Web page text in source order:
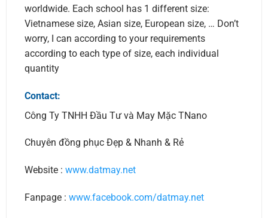
worldwide. Each school has 1 different size:
Vietnamese size, Asian size, European size, … Don’t
worry, I can according to your requirements
according to each type of size, each individual
quantity
Contact:
Công Ty TNHH Đầu Tư và May Mặc TNano
Chuyên đồng phục Đẹp & Nhanh & Rẻ
Website : www.datmay.net
Fanpage : www.facebook.com/datmay.net